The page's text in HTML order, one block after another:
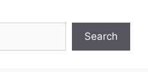
Search